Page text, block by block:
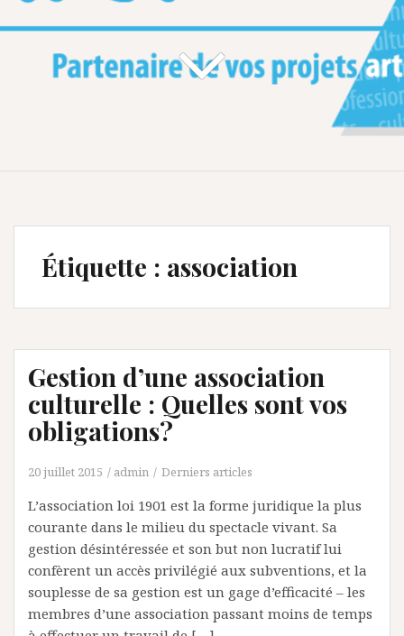
Étiquette : association
Gestion d’une association
culturelle : Quelles sont vos
obligations?
20 juillet 2015 admin Derniers articles
L’association loi 1901 est la forme juridique la plus
courante dans le milieu du spectacle vivant. Sa
gestion désintéressée et son but non lucratif lui
confèrent un accès privilégié aux subventions, et la
souplesse de sa gestion est un gage d’efficacité – les
membres d’une association passant moins de temps